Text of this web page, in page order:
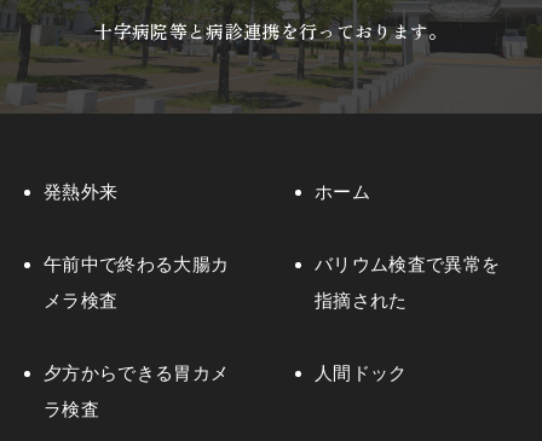
十字病院等と病診連携を行っております。
発熱外来 ホーム
午前中で終わる大腸カ
メラ検査
バリウム検査で異常を
指摘された
夕方からできる胃カメ
ラ検査
人間ドック